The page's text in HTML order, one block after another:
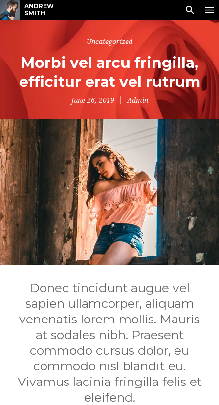
ANDREW
SMITH
Uncategorized
Morbi vel arcu fringilla,
efficitur erat vel rutrum
June 26, 2019 Admin
Donec tincidunt augue vel
sapien ullamcorper, aliquam
venenatis lorem mollis. Mauris
at sodales nibh. Praesent
commodo cursus dolor, eu
commodo nisl blandit eu.
Vivamus lacinia fringilla felis et
eleifend.